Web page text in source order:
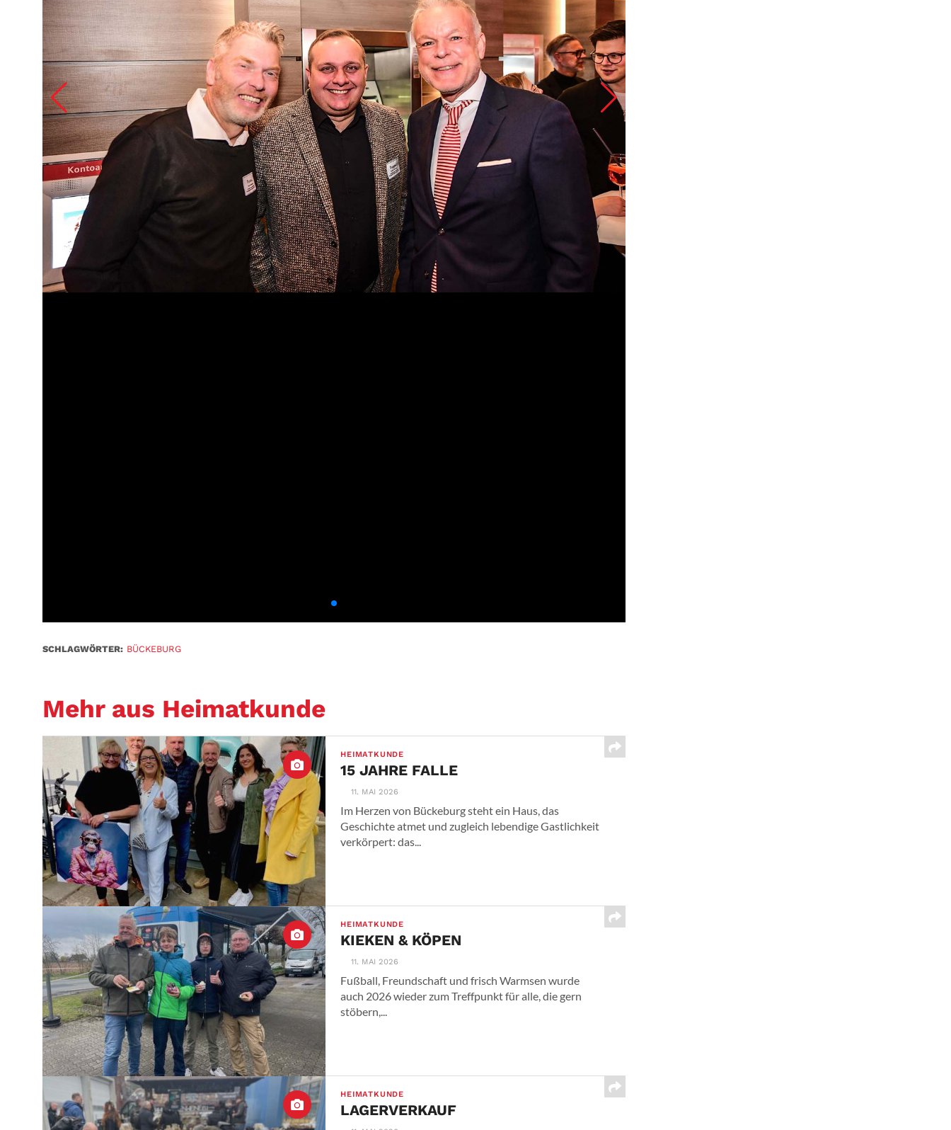
SCHLAGWÖRTER: BÜCKEBURG
Mehr aus Heimatkunde
HEIMATKUNDE
15 JAHRE FALLE
11. MAI 2026
Im Herzen von Bückeburg steht ein Haus, das
Geschichte atmet und zugleich lebendige Gastlichkeit
verkörpert: das...
HEIMATKUNDE
KIEKEN & KÖPEN
11. MAI 2026
Fußball, Freundschaft und frisch Warmsen wurde
auch 2026 wieder zum Treffpunkt für alle, die gern
stöbern,...
HEIMATKUNDE
LAGERVERKAUF